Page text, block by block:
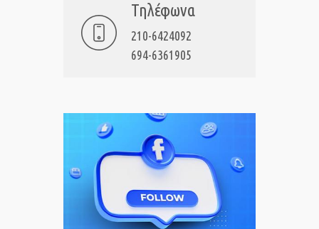
Τηλέφωνα
210-6424092
694-6361905